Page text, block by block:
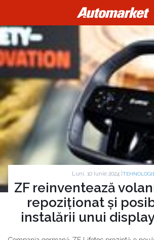
Luni, 10 Iunie 2024 |
ZF reinventează
repoziționat și
instalării unui